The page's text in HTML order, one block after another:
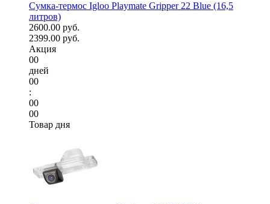
Сумка-термос Igloo Playmate Gripper 22 Blue (16,5
литров)
2600.00 руб.
2399.00 руб.
Акция
00
дней
00
:
00
00
Товар дня